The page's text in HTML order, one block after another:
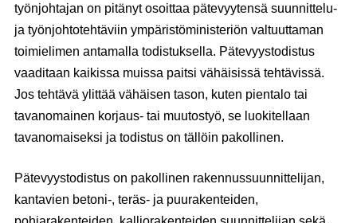
työnjohtajan on pitänyt osoittaa pätevyytensä suunnittelu-
ja työnjohtotehtäviin ympäristöministeriön valtuuttaman
toimielimen antamalla todistuksella. Pätevyystodistus
vaaditaan kaikissa muissa paitsi vähäisissä tehtävissä.
Jos tehtävä ylittää vähäisen tason, kuten pientalo tai
tavanomainen korjaus- tai muutostyö, se luokitellaan
tavanomaiseksi ja todistus on tällöin pakollinen.
Pätevyystodistus on pakollinen rakennussuunnittelijan,
kantavien betoni-, teräs- ja puurakenteiden,